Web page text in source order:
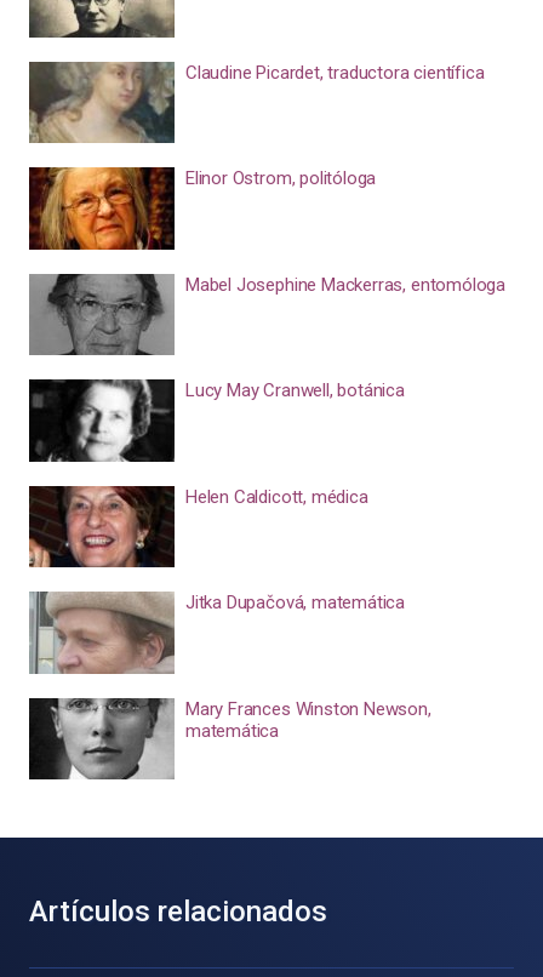
Claudine Picardet, traductora científica
Elinor Ostrom, politóloga
Mabel Josephine Mackerras, entomóloga
Lucy May Cranwell, botánica
Helen Caldicott, médica
Jitka Dupačová, matemática
Mary Frances Winston Newson,
matemática
Artículos relacionados